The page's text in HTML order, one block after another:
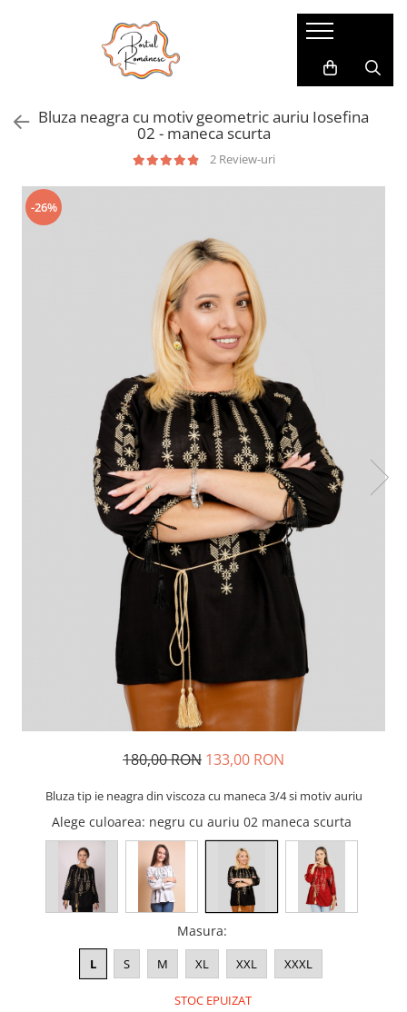
Pijamale Dama Marimi Mari
Pijamale Baieti
Pijamale Fetite
Imbracaminte copii
Imbracaminte Baieti
Bluza neagra cu motiv geometric auriu Iosefina
02 - maneca scurta
2 Review-uri
-26%
180,00 RON 133,00 RON
Bluza tip ie neagra din viscoza cu maneca 3/4 si motiv auriu
Alege culoarea: negru cu auriu 02 maneca scurta
Masura:
L S M XL XXL XXXL
STOC EPUIZAT